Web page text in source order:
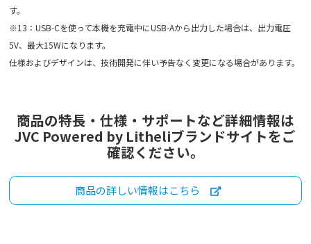
す。
※13：USB-Cを使って本機を充電中にUSB-Aから出力した場合は、出力電圧
5V、最大15Wになります。
仕様およびデザインは、技術開発に伴い予告なく変更になる場合があります。
商品の特長・仕様・サポートなど詳細情報は
JVC Powered by Litheliブランドサイトをご
確認ください。
商品の詳しい情報はこちら